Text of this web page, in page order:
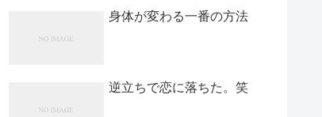
身体が変わる一番の方法
逆立ちで恋に落ちた。笑